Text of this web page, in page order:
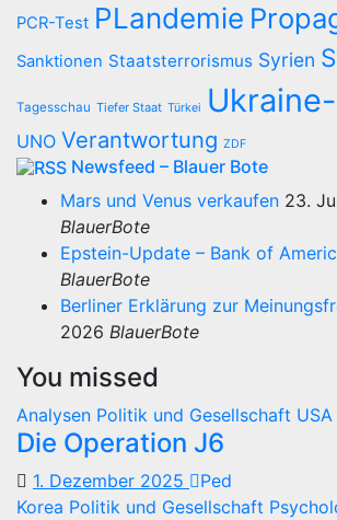
PCR-Test PLandemie
Sanktionen Staatsterrorismus Syrien
Tagesschau Tiefer Staat Türkei
UNO Verantwortung ZDF
Newsfeed – Blauer Bote
Mars und Venus verkaufen 23.
BlauerBote
Epstein-Update – Bank of
BlauerBote
Berliner Erklärung zur
2026 BlauerBote
You missed
Analysen Politik und Gesellschaft USA
Die Operation J6
1. Dezember 2025
Ped
Korea Politik und Gesellschaft